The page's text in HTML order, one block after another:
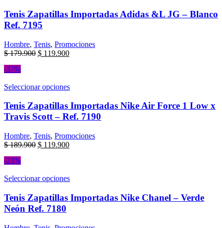
Tenis Zapatillas Importadas Adidas &L JG – Blanco
Ref. 7195
Hombre, Tenis, Promociones
$179.900 $ 119.900
-37%
Seleccionar opciones
Tenis Zapatillas Importadas Nike Air Force 1 Low x
Travis Scott – Ref. 7190
Hombre, Tenis, Promociones
$189.900 $ 119.900
-25%
Seleccionar opciones
Tenis Zapatillas Importadas Nike Chanel – Verde
Neón Ref. 7180